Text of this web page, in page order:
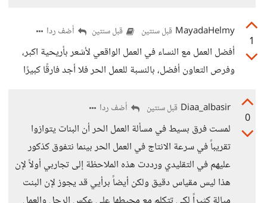
1
MayadaHelmy قبل سنتين قبل سنتين أضف ردا
أفضل العمل مع النساء في العمل الواقعي لأشعر بأريحية اكبر،
وفرص التعاون أفضل، بالنسبة للعمل الحر فلا أجد فارقًا كبيرًا
0
Diaa_albasir قبل سنتين أضف ردا
لمست فرق بسيط في مسألة العمل الحر أن البنات يتوازوا
تقريباً في سرعة الانتاج في العمل الحر بينما نتفوق كذكور
عليهم في التقليدي ورددت هذه الملاحظة إلى تجاربي أولاً لإن
هذا ليس مقياس دقيق ولكن أيضاً برأيي قد يجوز لإن البنت